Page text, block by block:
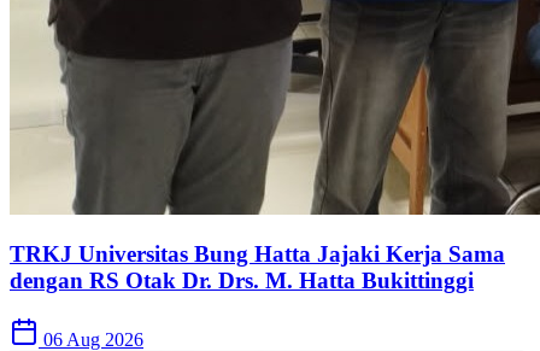
TRKJ Universitas Bung Hatta Jajaki Kerja Sama
dengan RS Otak Dr. Drs. M. Hatta Bukittinggi
06 Aug 2026